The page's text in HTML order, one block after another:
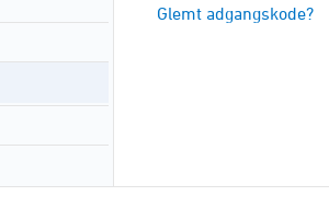
Glemt adgangskode?